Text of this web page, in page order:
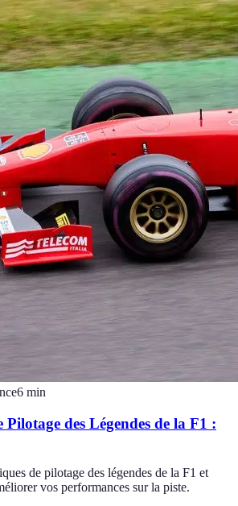
6 min
Pilotage des Légendes de la F1 :
de pilotage des légendes de la F1 et
vos performances sur la piste.